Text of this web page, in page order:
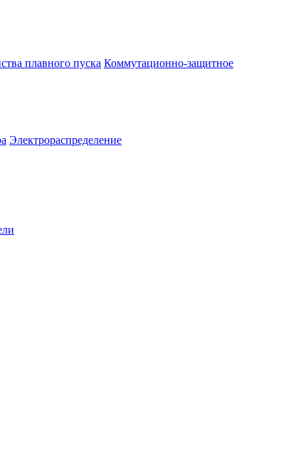
плавного пуска Коммутационно-защитное
Электрораспределение